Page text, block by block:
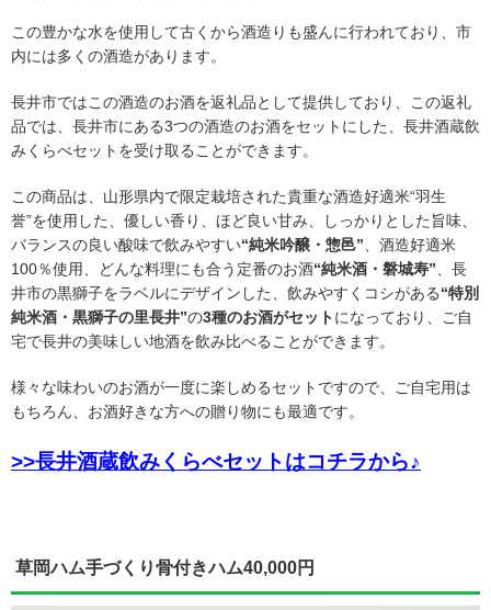
この豊かな水を使用して古くから酒造りも盛んに行われており、市
内には多くの酒造があります。
長井市ではこの酒造のお酒を返礼品として提供しており、この返礼
品では、長井市にある3つの酒造のお酒をセットにした、長井酒蔵飲
みくらべセットを受け取ることができます。
この商品は、山形県内で限定栽培された貴重な酒造好適米“羽生
誉”を使用した、優しい香り、ほど良い甘み、しっかりとした旨味、
バランスの良い酸味で飲みやすい“純米吟醸・惣邑” 、酒造好適米
100％使用、どんな料理にも合う定番のお酒“純米酒・磐城寿” 、長
井市の黒獅子をラベルにデザインした、飲みやすくコシがある“特別
純米酒・黒獅子の里長井”の3種のお酒がセットになっており、ご自
宅で長井の美味しい地酒を飲み比べることができます。
様々な味わいのお酒が一度に楽しめるセットですので、ご自宅用は
もちろん、お酒好きな方への贈り物にも最適です。
>>長井酒蔵飲みくらべセットはコチラから♪
草岡ハム手づくり骨付きハム40,000円